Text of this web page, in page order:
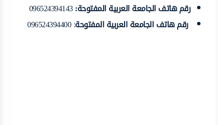
رقم هاتف الجامعة العربية المفتوحة:096524394143
رقم هاتف الجامعة العربية المفتوحة: 096524394400